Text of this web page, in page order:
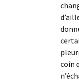
coin